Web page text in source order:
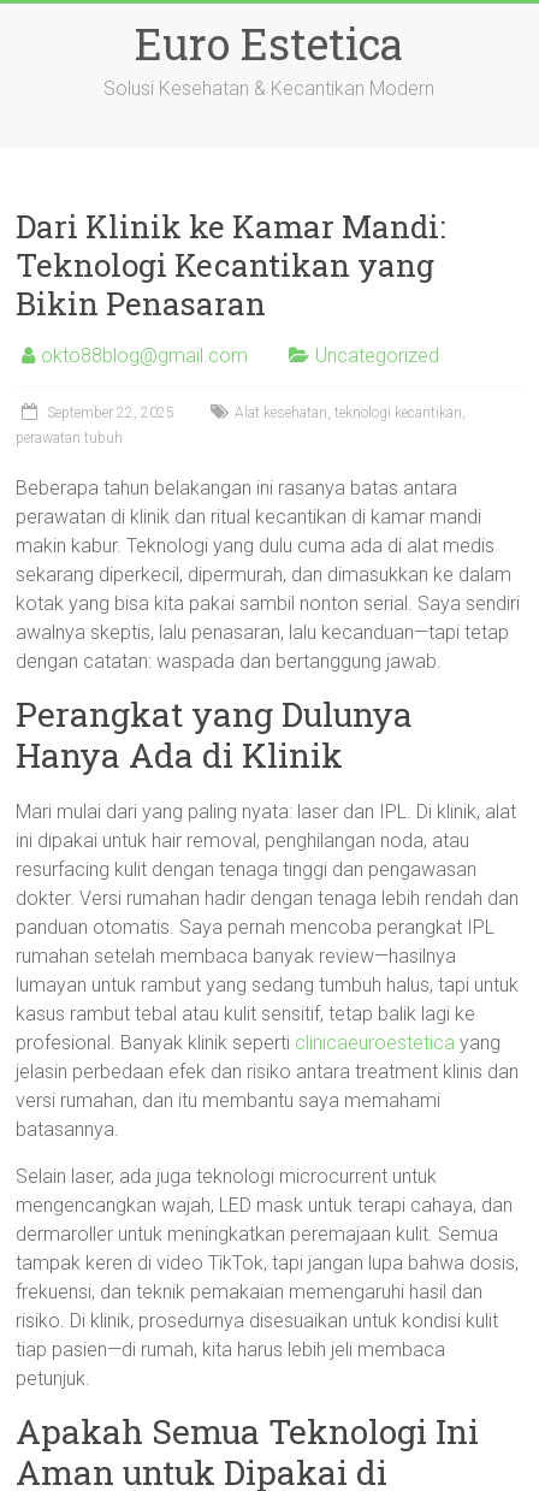
Euro Estetica
Solusi Kesehatan & Kecantikan Modern
Dari Klinik ke Kamar Mandi:
Teknologi Kecantikan yang
Bikin Penasaran
okto88blog@gmail.com Uncategorized
September 22, 2025
Alat kesehatan, teknologi kecantikan,
perawatan tubuh
Beberapa tahun belakangan ini rasanya batas antara
perawatan di klinik dan ritual kecantikan di kamar mandi
makin kabur. Teknologi yang dulu cuma ada di alat medis
sekarang diperkecil, dipermurah, dan dimasukkan ke dalam
kotak yang bisa kita pakai sambil nonton serial. Saya sendiri
awalnya skeptis, lalu penasaran, lalu kecanduan—tapi tetap
dengan catatan: waspada dan bertanggung jawab.
Perangkat yang Dulunya
Hanya Ada di Klinik
Mari mulai dari yang paling nyata: laser dan IPL. Di klinik, alat
ini dipakai untuk hair removal, penghilangan noda, atau
resurfacing kulit dengan tenaga tinggi dan pengawasan
dokter. Versi rumahan hadir dengan tenaga lebih rendah dan
panduan otomatis. Saya pernah mencoba perangkat IPL
rumahan setelah membaca banyak review—hasilnya
lumayan untuk rambut yang sedang tumbuh halus, tapi untuk
kasus rambut tebal atau kulit sensitif, tetap balik lagi ke
profesional. Banyak klinik seperti clinicaeuroestetica yang
jelasin perbedaan efek dan risiko antara treatment klinis dan
versi rumahan, dan itu membantu saya memahami
batasannya.
Selain laser, ada juga teknologi microcurrent untuk
mengencangkan wajah, LED mask untuk terapi cahaya, dan
dermaroller untuk meningkatkan peremajaan kulit. Semua
tampak keren di video TikTok, tapi jangan lupa bahwa dosis,
frekuensi, dan teknik pemakaian memengaruhi hasil dan
risiko. Di klinik, prosedurnya disesuaikan untuk kondisi kulit
tiap pasien—di rumah, kita harus lebih jeli membaca
petunjuk.
Apakah Semua Teknologi Ini
Aman untuk Dipakai di